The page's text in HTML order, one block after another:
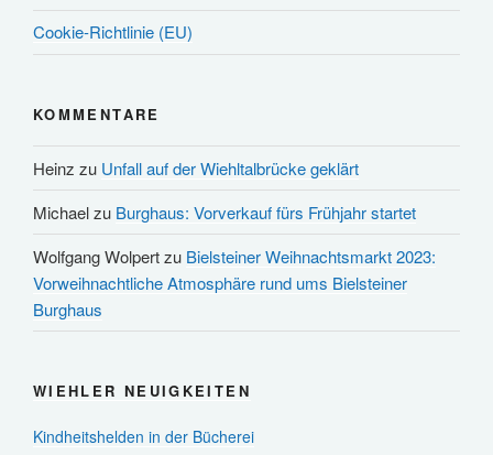
Cookie-Richtlinie (EU)
KOMMENTARE
Heinz zu Unfall auf der Wiehltalbrücke geklärt
Michaelzu Burghaus: Vorverkauf fürs Frühjahr startet
Wolfgang Wolpertzu Bielsteiner Weihnachtsmarkt 2023:
Vorweihnachtliche Atmosphäre rund ums Bielsteiner
Burghaus
WIEHLER NEUIGKEITEN
Kindheitshelden in der Bücherei